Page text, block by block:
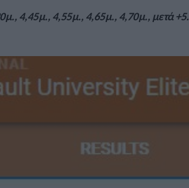
4,45μ., 4,55μ., 4,65μ., 4,70μ., μετά +5.